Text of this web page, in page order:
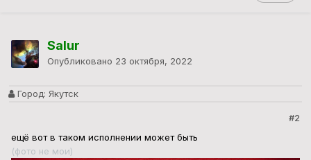
Salur
Опубликовано 23 октября, 2022
Город: Якутск
#2
ещё вот в таком исполнении может быть
(фото не мои)